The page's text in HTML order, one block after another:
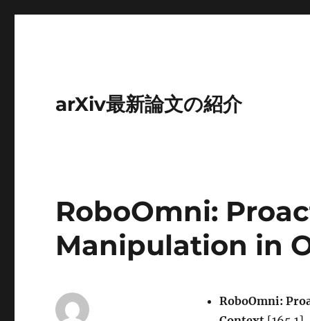
arXiv最新論文の紹介
RoboOmni:
Manipulation in
RoboOmni: